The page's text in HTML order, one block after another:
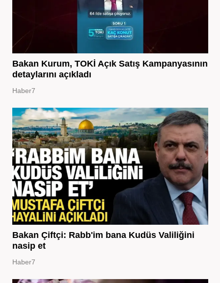
Bakan Kurum, TOKİ Açık Satış Kampanyasının
detaylarını açıkladı
Haber7
Bakan Çiftçi: Rabb'im bana Kudüs Valiliğini
nasip et
Haber7